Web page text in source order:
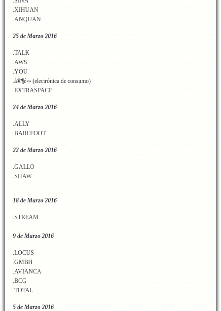
.XIHUAN
.ANQUAN
25 de Marzo 2016
.TALK
.AWS
.YOU
.å®¶é›» (electrónica de consumo)
.EXTRASPACE
24 de Marzo 2016
.ALLY
.BAREFOOT
22 de Marzo 2016
.GALLO
.SHAW
18 de Marzo 2016
.STREAM
9 de Marzo 2016
.LOCUS
.GMBH
.AVIANCA
.BCG
.TOTAL
5 de Marzo 2016